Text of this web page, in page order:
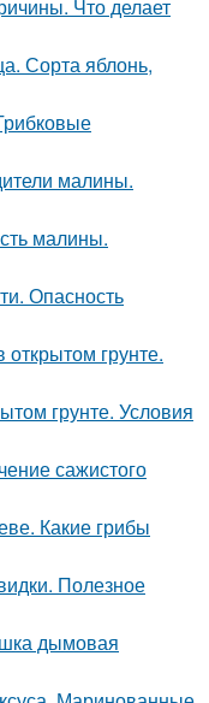
Что делает
Сорта яблонь,
малины.
малины.
Опасность
грунте.
грунте. Условия
сажистого
Какие грибы
Полезное
дымовая